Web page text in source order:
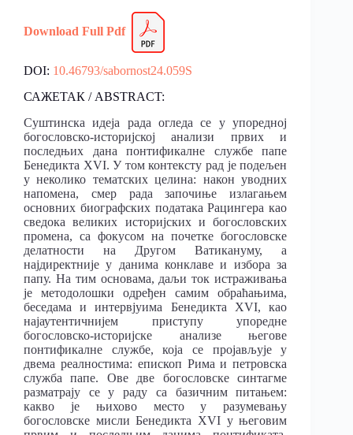
Download Full Pdf
DOI: 10.46793/sabornost24.059S
САЖЕТАК / ABSTRACT:
Суштинска идеја рада огледа се у упоредној
богословско-историјској анализи првих и
последњих дана понтификалне службе папе
Бенедикта XVI. У том контексту рад је подељен
у неколико тематских целина: након уводних
напомена, смер рада започиње излагањем
основних биографских података Рацингера као
сведока великих историјских и богословских
промена, са фокусом на почетке богословске
делатности на Другом Ватикануму, а
најдиректније у данима конклаве и избора за
папу. На тим основама, даљи ток истраживања
је методолошки одређен самим обраћањима,
беседама и интервјуима Бенедикта XVI, као
најаутентичнијем приступу упоредне
богословско-историјске анализе његове
понтификалне службе, која се пројављује у
двема реалностима: епископ Рима и петровска
служба папе. Ове две богословске синтагме
разматрају се у раду са базичним питањем:
какво је њихово место у разумевању
богословске мисли Бенедикта XVI у његовим